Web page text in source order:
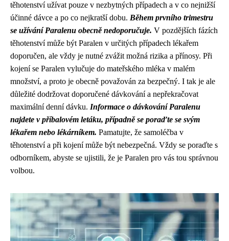
těhotenství užívat pouze v nezbytných případech a v co nejnižší
účinné dávce a po co nejkratší dobu. Během prvního trimestru
se užívání Paralenu obecně nedoporučuje. V pozdějších fázích
těhotenství může být Paralen v určitých případech lékařem
doporučen, ale vždy je nutné zvážit možná rizika a přínosy. Při
kojení se Paralen vylučuje do mateřského mléka v malém
množství, a proto je obecně považován za bezpečný. I tak je ale
důležité dodržovat doporučené dávkování a nepřekračovat
maximální denní dávku. Informace o dávkování Paralenu
najdete v příbalovém letáku, případně se poraďte se svým
lékařem nebo lékárníkem. Pamatujte, že samoléčba v
těhotenství a při kojení může být nebezpečná. Vždy se poraďte s
odborníkem, abyste se ujistili, že je Paralen pro vás tou správnou
volbou.